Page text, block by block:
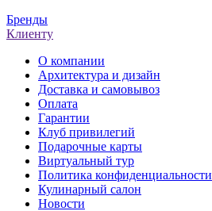
Бренды
Клиенту
О компании
Архитектура и дизайн
Доставка и самовывоз
Оплата
Гарантии
Клуб привилегий
Подарочные карты
Виртуальный тур
Политика конфиденциальности
Кулинарный салон
Новости